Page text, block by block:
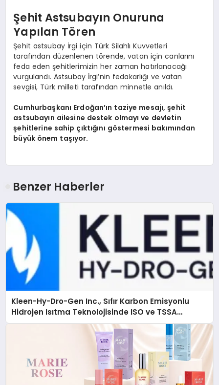
Şehit Astsubayın Onuruna
Yapılan Tören
Şehit astsubay İrgi için Türk Silahlı Kuvvetleri
tarafından düzenlenen törende, vatan için canlarını
feda eden şehitlerimizin her zaman hatırlanacağı
vurgulandı. Astsubay İrgi’nin fedakarlığı ve vatan
sevgisi, Türk milleti tarafından minnetle anıldı.
Cumhurbaşkanı Erdoğan’ın taziye mesajı, şehit
astsubayın ailesine destek olmayı ve devletin
şehitlerine sahip çıktığını göstermesi bakımından
büyük önem taşıyor.
Benzer Haberler
Kleen-Hy-Dro-Gen Inc., Sıfır Karbon Emisyonlu
Hidrojen Isıtma Teknolojisinde ISO ve TSSA
Düzenleyici Onaylarını Aldı